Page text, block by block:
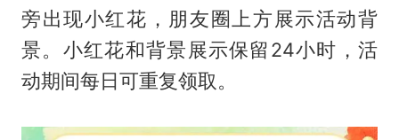
旁出现小红花，朋友圈上方展示活动背
景。小红花和背景展示保留24小时，活
动期间每日可重复领取。